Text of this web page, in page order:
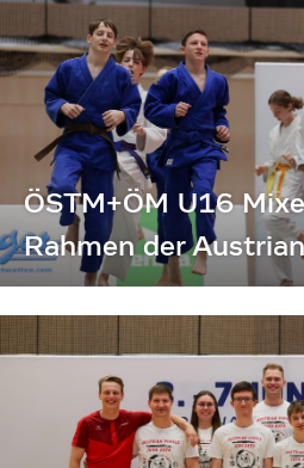
ÖSTM+ÖM U16
Rahmen der